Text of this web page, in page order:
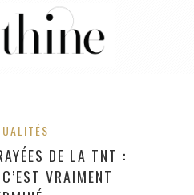
DE LA TNT :
VRAIMENT